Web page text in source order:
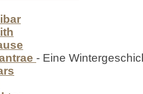
- Eine